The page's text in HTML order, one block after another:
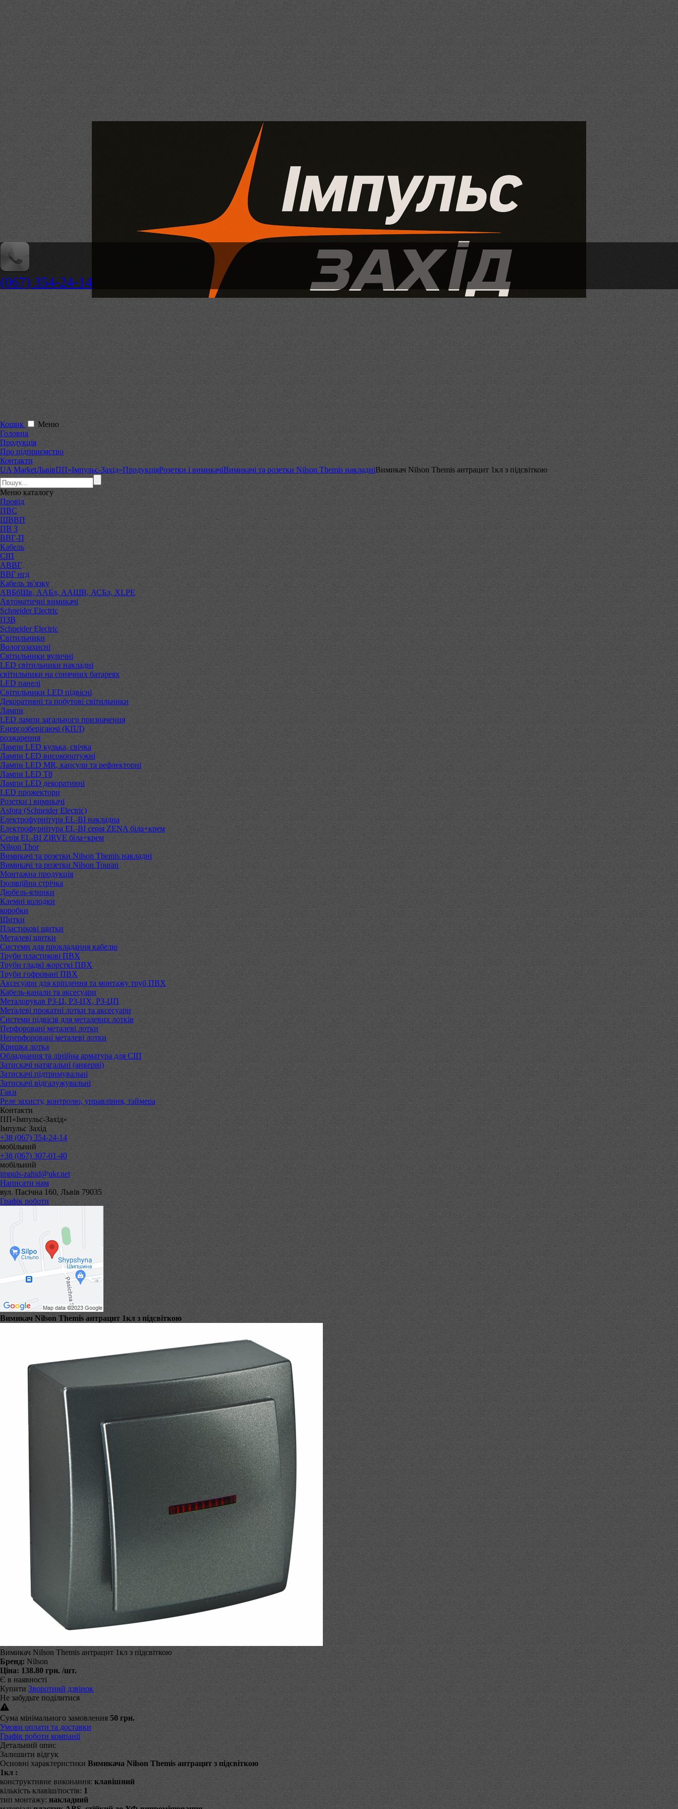
(067) 354-24-14
Кошик
Меню
Головна
Продукція
Про підприємство
Контакти
UA MarketЛьвівПП«Імпульс-Захід»ПродукціяРозетки і вимикачіВимикачі та розетки Nilson Themis накладніВимикач Nilson Themis антрацит 1кл з підсвіткою
Меню каталогу
Провід
ПВС
ШВВП
ПВ 3
ВВГ-П
Кабель
СІП
АВВГ
ВВГ нгд
Кабель зв'язку
АВБбШв, ААБл, ААШВ, АСБл, XLPE
Автоматичні вимикачі
Schneider Electric
ПЗВ
Schneider Electric
Світильники
Вологозахисні
Світильники вуличні
LED світильники накладні
світильники на сонячних батареях
LED панелі
Світильники LED підвісні
Декоративні та побутові світильники
Лампи
LED лампи загального призначення
Енергозберігаючі (КПЛ)
розжарення
Лампи LED кулька, свічка
Лампи LED високопотужні
Лампи LED MR, капсули та рефлекторні
Лампи LED Т8
Лампи LED декоративні
LED прожектори
Розетки і вимикачі
Asfora (Schneider Electric)
Електрофурнітура EL-BI накладна
Електрофурнітура EL-BI серія ZENA біла+крем
Серія EL-BI ZIRVE біла+крем
Nilson Thor
Вимикачі та розетки Nilson Themis накладні
Вимикачі та розетки Nilson Touran
Монтажна продукція
Ізоляційна стрічка
Дюбель-ялинки
Клемні колодки
коробки
Щитки
Пластикові щитки
Металеві щитки
Системи для прокладання кабелю
Труби пластикові ПВХ
Труби гладкі жорсткі ПВХ
Труби гофровані ПВХ
Аксесуари для кріплення та монтажу труб ПВХ
Кабель-канали та аксесуари
Металорукав РЗ-Ц, РЗ-ЦХ, РЗ-ЦП
Металеві прокатні лотки та аксесуари
Системи підвісів для металевих лотків
Перфоровані металеві лотки
Неперфоровані металеві лотки
Кришка лотка
Обладнання та лінійна арматура для СІП
Затискачі натягальні (анкерні)
Затискачі підтримувальні
Затискачі відгалужувальні
Гаки
Реле захисту, контролю, управління, таймера
Контакти
ПП«Імпульс-Захід»
Імпульс Захід
+38 (067) 354-24-14
мобільний
+38 (067) 307-01-40
мобільний
impuls-zahid@ukr.net
Написати нам
вул. Пасічна 160, Львів 79035
Графік роботи
Вимикач Nilson Themis антрацит 1кл з підсвіткою
Вимикач Nilson Themis антрацит 1кл з підсвіткою
Бренд: Nilson
Ціна: 138.80 грн. /шт.
Є в наявності
Купити Зворотний дзвінок
Не забудьте поділитися
Сума мінімального замовлення 50 грн.
Умови оплати та доставки
Графік роботи компанії
Детальний опис
Залишити відгук
Основні характеристики Вимикача Nilson Themis антрацит з підсвіткою
1кл :
конструктивне виконання: клавішний
кількість клавіш/постів: 1
тип монтажу: накладний